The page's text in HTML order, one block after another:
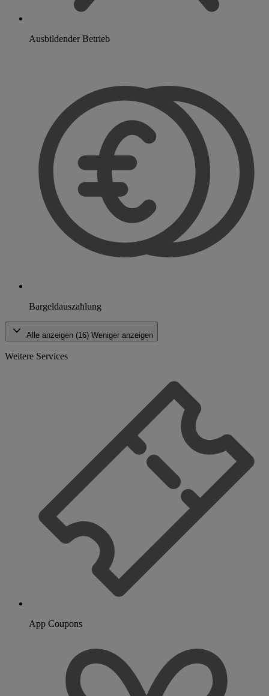
Ausbildender Betrieb
Bargeldauszahlung
Alle anzeigen (16) Weniger anzeigen
Weitere Services
App Coupons